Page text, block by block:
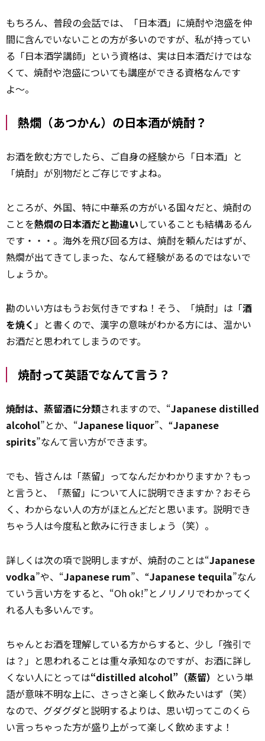
もちろん、普段の会話では、「日本酒」に焼酎や泡盛を仲
間に含んでいないことの方が多いのですが、私が持ってい
る「日本酒学講師」という資格は、実は日本酒だけではな
くて、焼酎や泡盛についても講座ができる資格なんです
よ〜。
熱燗（あつかん）の日本酒が焼酎？
お酒を飲む方でしたら、ご自身の経験から「日本酒」と
「焼酎」が別物だとご存じですよね。
ところが、外国、特に中華系の方がいる国々だと、焼酎の
ことを熱燗の日本酒だと勘違いしていることも結構あるん
です・・・。海外を飛び回る方は、焼酎を頼んだはずが、
熱燗が出てきてしまった、なんて経験があるのではないで
しょうか。
勘のいい方はもうお気付きですね！そう、「焼酎」は「酒
を焼く 」と書くので、漢字の意味がわかる方には、温かい
お酒だと思われてしまうのです。
焼酎って英語でなんて言う？
焼酎は、蒸留酒に分類されますので、“Japanese distilled
alcohol”とか、“Japanese liquor”、“Japanese
spirits”なんて言い方ができます。
でも、皆さんは「蒸留」ってなんだかわかりますか？もっ
と言うと、「蒸留」について人に説明できますか？おそら
く、わからない人の方がほとんどだと思います。説明でき
ちゃう人は今度私と飲みに行きましょう（笑）。
詳しくは次の項で説明しますが、焼酎のことは“Japanese
vodka”や、“Japanese rum”、“Japanese tequila”なん
ていう言い方をすると、“Oh ok!”とノリノリでわかってく
れる人も多いんです。
ちゃんとお酒を理解している方からすると、少し「強引で
は？」と思われることは重々承知なのですが、お酒に詳し
くない人にとっては“distilled alcohol”（蒸留） という単
語が意味不明な上に、さっさと楽しく飲みたいはず（笑）
なので、グダグダと説明するよりは、思い切ってこのくら
い言っちゃった方が盛り上がって楽しく飲めますよ！